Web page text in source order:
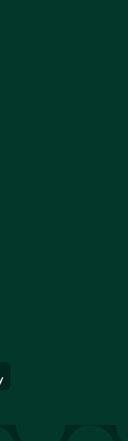
in de Google Play